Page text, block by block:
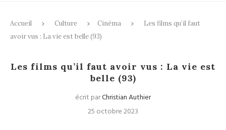
Accueil Culture Cinéma
Les films qu’il faut
avoir vus : La vie est belle (93)
Les films qu’il faut avoir vus : La vie est
belle (93)
écrit parChristian Authier
25 octobre 2023